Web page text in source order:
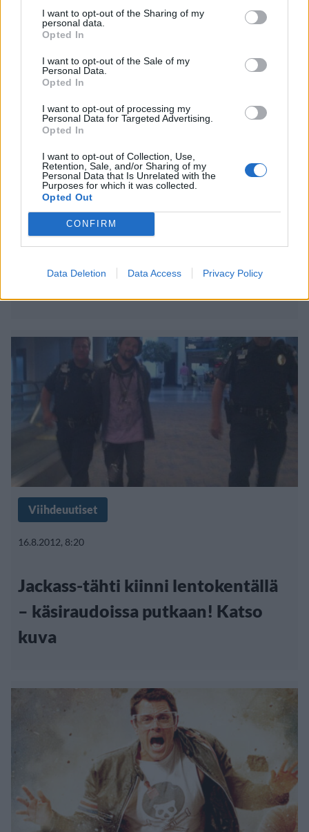
I want to opt-out of the Sharing of my
personal data.
Opted In
I want to opt-out of the Sale of my
Personal Data.
Opted In
I want to opt-out of processing my
Personal Data for Targeted Advertising.
Opted In
I want to opt-out of Collection, Use,
Retention, Sale, and/or Sharing of my
Personal Data that Is Unrelated with the
Purposes for which it was collected.
Opted Out
CONFIRM
Data Deletion Data Access Privacy Policy
Viihdeuutiset
27.7.2013, 19:30
”Jackassin” – video ei herkimmille
Viihdeuutiset
16.8.2012, 8:20
Jackass-tähti kiinni lentokentällä
– käsiraudoissa putkaan! Katso
kuva